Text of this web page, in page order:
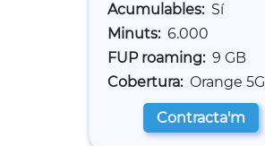
Acumulables
Sí
Minuts 6.000
FUP roaming
9 GB
Cobertura Orange 5G
Contracta'm